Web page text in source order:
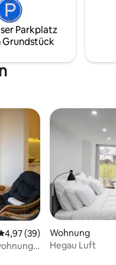
für
Parkplatz
Grundstück
Bewertungen
4,97 (39)
Wohnung
Hegau Luft